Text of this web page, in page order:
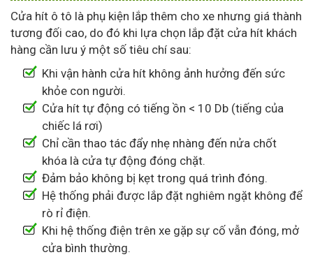
Cửa hít ô tô là phụ kiện lắp thêm cho xe nhưng giá thành
tương đối cao, do đó khi lựa chọn lắp đặt cửa hít khách
hàng cần lưu ý một số tiêu chí sau:
Khi vận hành cửa hít không ảnh hưởng đến sức
khỏe con người.
Cửa hít tự động có tiếng ồn < 10 Db (tiếng của
chiếc lá rơi)
Chỉ cần thao tác đẩy nhẹ nhàng đến nửa chốt
khóa là cửa tự động đóng chặt.
Đảm bảo không bị kẹt trong quá trình đóng.
Hệ thống phải được lắp đặt nghiêm ngặt không để
rò rỉ điện.
Khi hệ thống điện trên xe gặp sự cố vẫn đóng, mở
cửa bình thường.